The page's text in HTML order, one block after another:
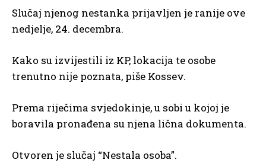
Slučaj njenog nestanka prijavljen je ranije ove
nedjelje, 24. decembra.
Kako su izvijestili iz KP, lokacija te osobe
trenutno nije poznata, piše Kossev.
Prema riječima svjedokinje, u sobi u kojoj je
boravila pronađena su njena lična dokumenta.
Otvoren je slučaj “Nestala osoba”.